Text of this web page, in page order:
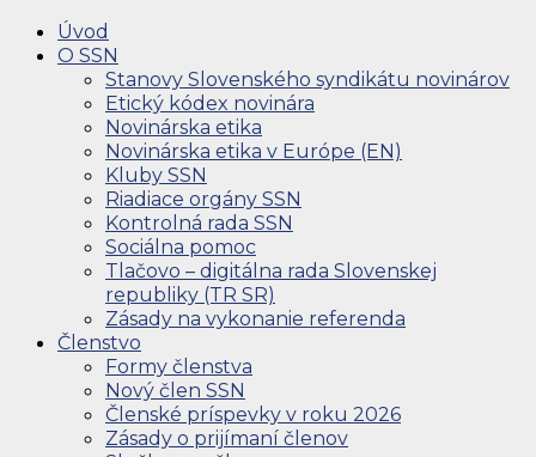
Úvod
O SSN
Stanovy Slovenského syndikátu novinárov
Etický kódex novinára
Novinárska etika
Novinárska etika v Európe (EN)
Kluby SSN
Riadiace orgány SSN
Kontrolná rada SSN
Sociálna pomoc
Tlačovo – digitálna rada Slovenskej
republiky (TR SR)
Zásady na vykonanie referenda
Členstvo
Formy členstva
Nový člen SSN
Členské príspevky v roku 2026
Zásady o prijímaní členov